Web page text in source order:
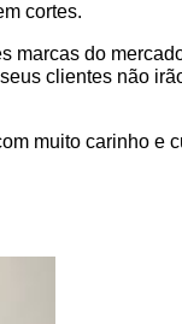
cortes.
marcas do
clientes não
muito carinho e